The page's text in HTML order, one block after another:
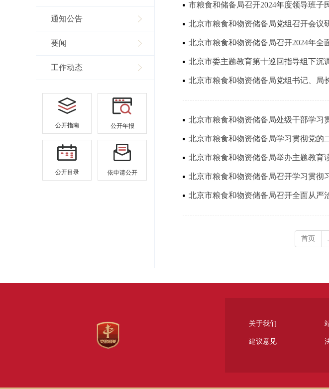
通知公告
要闻
工作动态
公开指南 公开年报
公开目录 依申请公开
市粮食和储备局召开2024年度领导班子
北京市粮食和物资储备局党组召开会议
北京市粮食和物资储备局召开2024年全
北京市粮食和物资储备局党组书记、局
北京市粮食和物资储备局处级干部学习
北京市粮食和物资储备局学习贯彻党的
北京市粮食和物资储备局举办主题教育
北京市粮食和物资储备局召开全面从严
首页
关于我们
建议意见